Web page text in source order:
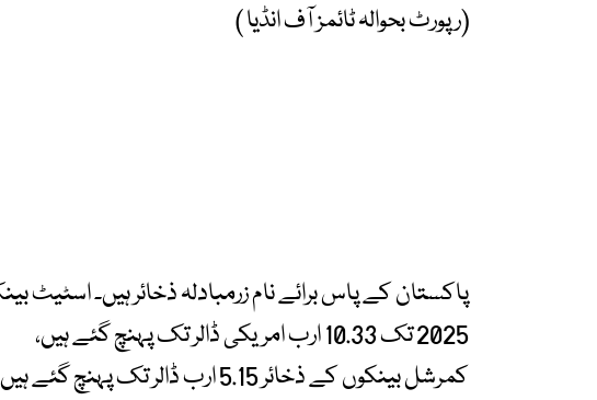
(رپورٹ بحوالہ ٹائمز آف انڈیا )
2025 تک 10.33 ارب امریکی ڈالر تک پہنچ گئے ہیں،